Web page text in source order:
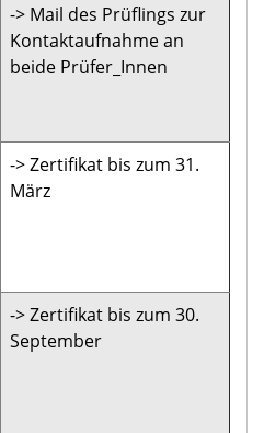
-> Mail des Prüflings zur
Kontaktaufnahme an
beide Prüfer_Innen
-> Zertifikat bis zum 31.
März
-> Zertifikat bis zum 30.
September